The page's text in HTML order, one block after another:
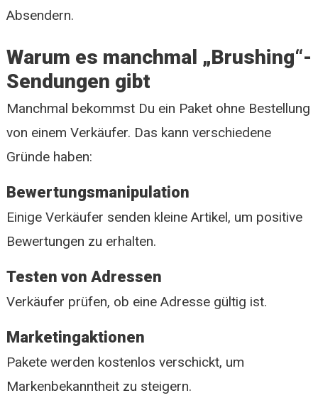
Absendern.
Warum es manchmal „Brushing“-
Sendungen gibt
Manchmal bekommst Du ein Paket ohne Bestellung
von einem Verkäufer. Das kann verschiedene
Gründe haben:
Bewertungsmanipulation
Einige Verkäufer senden kleine Artikel, um positive
Bewertungen zu erhalten.
Testen von Adressen
Verkäufer prüfen, ob eine Adresse gültig ist.
Marketingaktionen
Pakete werden kostenlos verschickt, um
Markenbekanntheit zu steigern.